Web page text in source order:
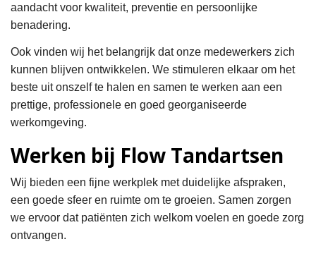
aandacht voor kwaliteit, preventie en persoonlijke
benadering.
Ook vinden wij het belangrijk dat onze medewerkers zich
kunnen blijven ontwikkelen. We stimuleren elkaar om het
beste uit onszelf te halen en samen te werken aan een
prettige, professionele en goed georganiseerde
werkomgeving.
Werken bij Flow Tandartsen
Wij bieden een fijne werkplek met duidelijke afspraken,
een goede sfeer en ruimte om te groeien. Samen zorgen
we ervoor dat patiënten zich welkom voelen en goede zorg
ontvangen.